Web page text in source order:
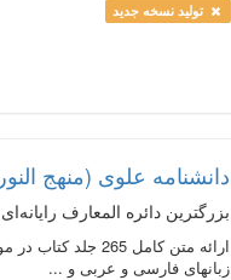
تولید نسخه جدید
دانشنامه علوی (منهج
بزرگترین دائره المعارف
زبان‏هاى فارسى و عربى و ...